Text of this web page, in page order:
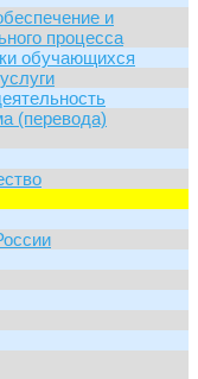
и
процесса
обучающихся
(перевода)